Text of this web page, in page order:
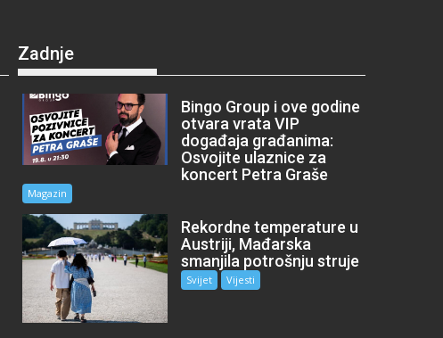
Zadnje
Bingo Group i ove godine
otvara vrata VIP
događaja građanima:
Osvojite ulaznice za
koncert Petra Graše
Magazin
Rekordne temperature u
Austriji, Mađarska
smanjila potrošnju struje
Svijet Vijesti